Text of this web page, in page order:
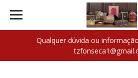
Qualquer dúvida ou